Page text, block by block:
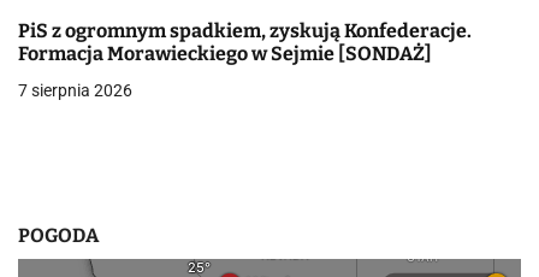
i
s
PiS z ogromnym spadkiem, zyskują Konfederacje.
Formacja Morawieckiego w Sejmie [SONDAŻ]
7 sierpnia 2026
POGODA